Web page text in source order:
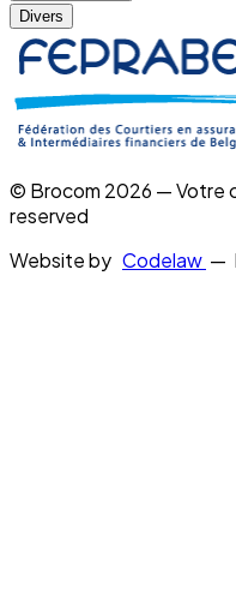
Divers
© Brocom 2026 — Votre
reserved
Website by Codelaw —